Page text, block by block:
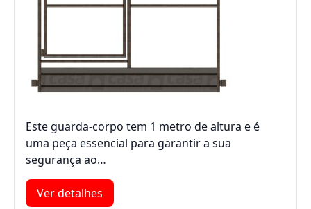
Este guarda-corpo tem 1 metro de altura e é
uma peça essencial para garantir a sua
segurança ao…
Ver detalhes